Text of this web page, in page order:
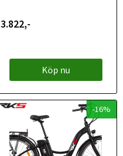
3.822,-
Köp nu
-16%